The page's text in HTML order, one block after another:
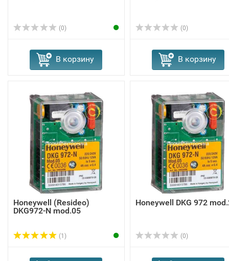
(0)
В корзину
(0)
В корзину
Honeywell (Resideo)
DKG972-N mod.05
(1)
Honeywell DKG 972
(0)